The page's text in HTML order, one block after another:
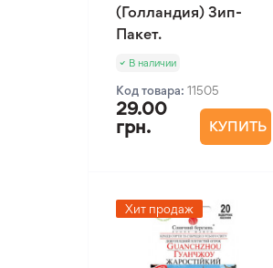
(Голландия) Зип-
Пакет.
В наличии
Код товара: 11505
29.00
грн.
КУПИТЬ
Хит продаж